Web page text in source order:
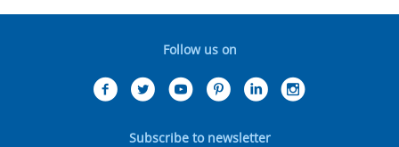
Follow us on
Subscribe to newsletter